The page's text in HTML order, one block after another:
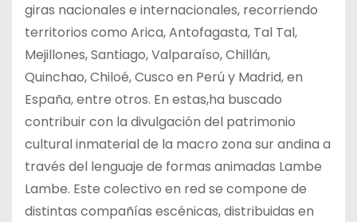
giras nacionales e internacionales, recorriendo
territorios como Arica, Antofagasta, Tal Tal,
Mejillones, Santiago, Valparaíso, Chillán,
Quinchao, Chiloé, Cusco en Perú y Madrid, en
España, entre otros. En estas,ha buscado
contribuir con la divulgación del patrimonio
cultural inmaterial de la macro zona sur andina a
través del lenguaje de formas animadas Lambe
Lambe. Este colectivo en red se compone de
distintas compañías escénicas, distribuidas en